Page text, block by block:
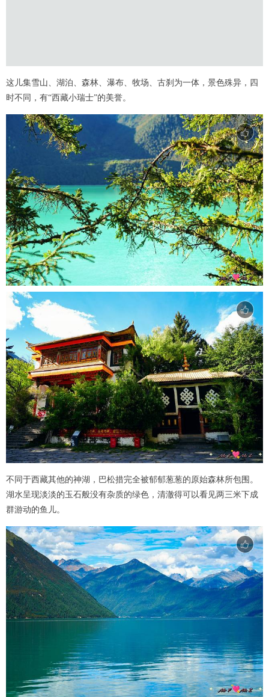
这儿集雪山、湖泊、森林、瀑布、牧场、古刹为一体，景色殊异，四
时不同，有“西藏小瑞士”的美誉。
不同于西藏其他的神湖，巴松措完全被郁郁葱葱的原始森林所包围。
湖水呈现淡淡的玉石般没有杂质的绿色，清澈得可以看见两三米下成
群游动的鱼儿。